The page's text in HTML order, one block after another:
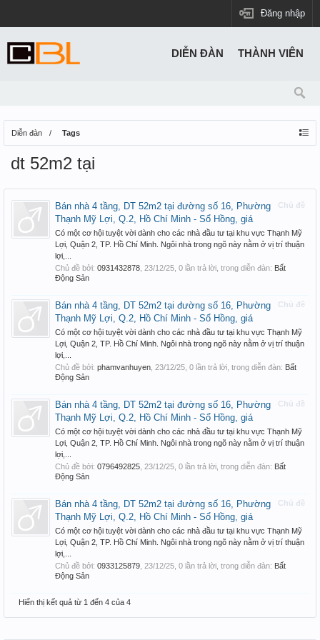
Đăng nhập
Diễn đàn Tags
dt 52m2 tại
Chủ đề
Bán nhà 4 tầng, DT 52m2 tại đường số 16, Phường
Thạnh Mỹ Lợi, Q.2, Hồ Chí Minh - Sổ Hồng, giá
Có một cơ hội tuyệt vời dành cho các nhà đầu tư tại khu vực Thạnh Mỹ
Lợi, Quận 2, TP. Hồ Chí Minh. Ngôi nhà trong ngõ này nằm ở vị trí thuận
lợi,...
Chủ đề bởi: 0931432878 23/12/25 , 0 lần trả lời, trong diễn đàn: Bất
Động Sản
Chủ đề
Bán nhà 4 tầng, DT 52m2 tại đường số 16, Phường
Thạnh Mỹ Lợi, Q.2, Hồ Chí Minh - Sổ Hồng, giá
Có một cơ hội tuyệt vời dành cho các nhà đầu tư tại khu vực Thạnh Mỹ
Lợi, Quận 2, TP. Hồ Chí Minh. Ngôi nhà trong ngõ này nằm ở vị trí thuận
lợi,...
Chủ đề bởi: phamvanhuyen 23/12/25 , 0 lần trả lời, trong diễn đàn: Bất
Động Sản
Chủ đề
Bán nhà 4 tầng, DT 52m2 tại đường số 16, Phường
Thạnh Mỹ Lợi, Q.2, Hồ Chí Minh - Sổ Hồng, giá
Có một cơ hội tuyệt vời dành cho các nhà đầu tư tại khu vực Thạnh Mỹ
Lợi, Quận 2, TP. Hồ Chí Minh. Ngôi nhà trong ngõ này nằm ở vị trí thuận
lợi,...
Chủ đề bởi: 0796492825 23/12/25 , 0 lần trả lời, trong diễn đàn: Bất
Động Sản
Chủ đề
Bán nhà 4 tầng, DT 52m2 tại đường số 16, Phường
Thạnh Mỹ Lợi, Q.2, Hồ Chí Minh - Sổ Hồng, giá
Có một cơ hội tuyệt vời dành cho các nhà đầu tư tại khu vực Thạnh Mỹ
Lợi, Quận 2, TP. Hồ Chí Minh. Ngôi nhà trong ngõ này nằm ở vị trí thuận
lợi,...
Chủ đề bởi: 0933125879 23/12/25 , 0 lần trả lời, trong diễn đàn: Bất
Động Sản
Hiển thị kết quả từ 1 đến 4 của 4
DIỄN ĐÀN THÀNH VIÊN